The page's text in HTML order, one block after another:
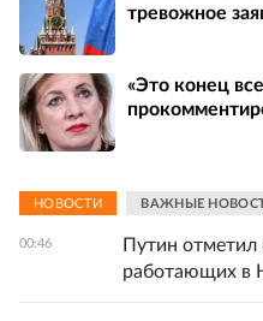
тревожное
«Это конец
НОВОСТИ ВАЖНЫЕ
00:46
Путин отметил
работающих в